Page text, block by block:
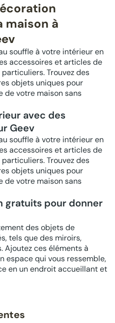
maison à
souffle à votre intérieur en
accessoires et articles de
Trouvez des
objets uniques pour
de votre maison sans
avec des
Geev
souffle à votre intérieur en
accessoires et articles de
Trouvez des
objets uniques pour
de votre maison sans
gratuits pour donner
des objets de
tels que des miroirs,
Ajoutez ces éléments à
espace qui vous ressemble,
en un endroit accueillant et